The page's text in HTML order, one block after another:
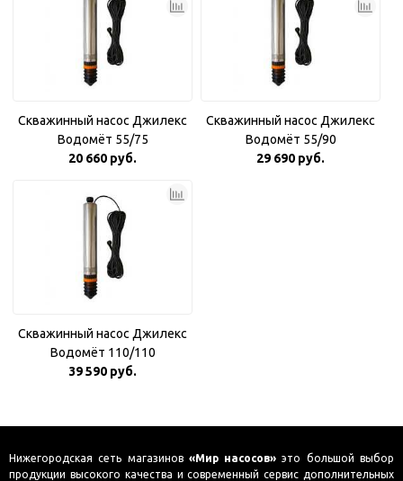
Скважинный насос Джилекс
Водомёт 55/75
20 660 руб.
Скважинный насос Джилекс
Водомёт 55/90
29 690 руб.
Скважинный насос Джилекс
Водомёт 110/110
39 590 руб.
Нижегородская сеть магазинов «Мир насосов» это большой выбор
продукции высокого качества и современный сервис дополнительных